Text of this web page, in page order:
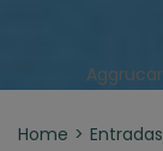
Home
Entradas